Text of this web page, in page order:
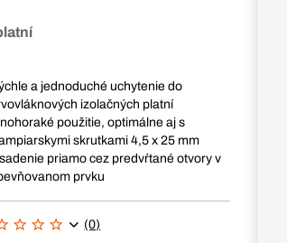
a jednoduché uchytenie do
izolačných platní
použitie, optimálne aj s
skrutkami 4,5 x 25 mm
priamo cez predvŕtané otvory v
prvku
(0)